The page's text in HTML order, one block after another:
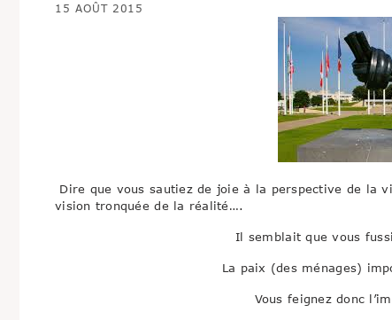
15 AOÛT 2015
Dire que vous sautiez de joie à la perspective de la
vision tronquée de la réalité….
Il semblait que vous
La paix (des ménages)
Vous feignez donc